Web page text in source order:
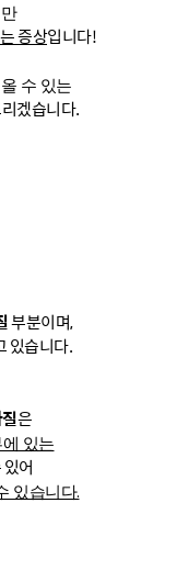
증상입니다!
수 있는
겠습니다.
부분이며,
있습니다.
은
있는
어
있습니다.